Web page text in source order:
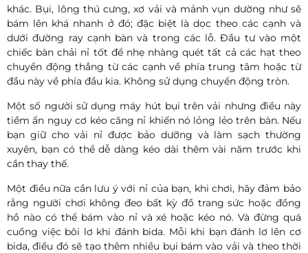
khác. Bụi, lông thú cưng, xơ vải và mảnh vụn dường như sẽ
bám lên khá nhanh ở đó; đặc biệt là dọc theo các cạnh và
dưới đường ray cạnh bàn và trong các lỗ. Đầu tư vào một
chiếc bàn chải nỉ tốt để nhẹ nhàng quét tất cả các hạt theo
chuyển động thẳng từ các cạnh về phía trung tâm hoặc từ
đầu này về phía đầu kia. Không sử dụng chuyển động tròn.
Một số người sử dụng máy hút bụi trên vải nhưng điều này
tiềm ẩn nguy cơ kéo căng nỉ khiến nó lỏng lẻo trên bàn. Nếu
bạn giữ cho vải nỉ được bảo dưỡng và làm sạch thường
xuyên, bạn có thể dễ dàng kéo dài thêm vài năm trước khi
cần thay thế.
Một điều nữa cần lưu ý với nỉ của bạn, khi chơi, hãy đảm bảo
rằng người chơi không đeo bất kỳ đồ trang sức hoặc đồng
hồ nào có thể bám vào nỉ và xé hoặc kéo nó. Và đừng quá
cuồng việc bôi lơ khi đánh bida. Mỗi khi bạn đánh lơ lên cơ
bida, điều đó sẽ tạo thêm nhiều bụi bám vào vải và theo thời